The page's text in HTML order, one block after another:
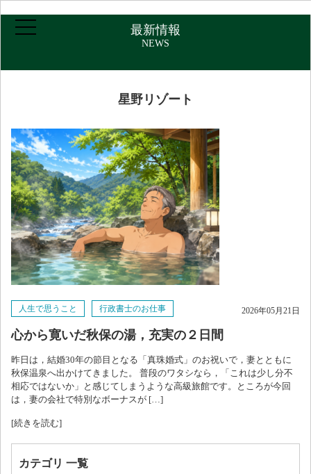
ご挨拶・プロフィール
取扱業務
報酬について
アクセス
お問い合わせ
ブログ
最新情報
NEWS
星野リゾート
人生で思うこと 行政書士のお仕事 2026年05月21日
心から寛いだ秋保の湯，充実の２日間
昨日は，結婚30年の節目となる「真珠婚式」のお祝いで，妻とともに
秋保温泉へ出かけてきました。 普段のワタシなら，「これは少し分不
相応ではないか」と感じてしまうような高級旅館です。ところが今回
は，妻の会社で特別なボーナスが […]
[続きを読む]
カテゴリ 一覧